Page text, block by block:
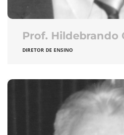
Prof. Hildebrando
DIRETOR DE ENSINO